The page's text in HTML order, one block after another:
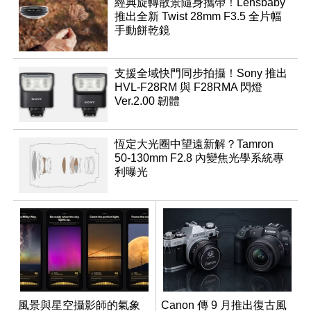
推出全新 Twist 28mm F3.5 全片幅
手動餅乾鏡
支援全域快門同步拍攝！Sony 推出
HVL-F28RM 與 F28RMA 閃燈
Ver.2.00 韌體
恆定大光圈中望遠新解？Tamron
50-130mm F2.8 內變焦光學系統專
利曝光
風景與星空攝影師的氣象 Canon 傳 9 月推出復古風